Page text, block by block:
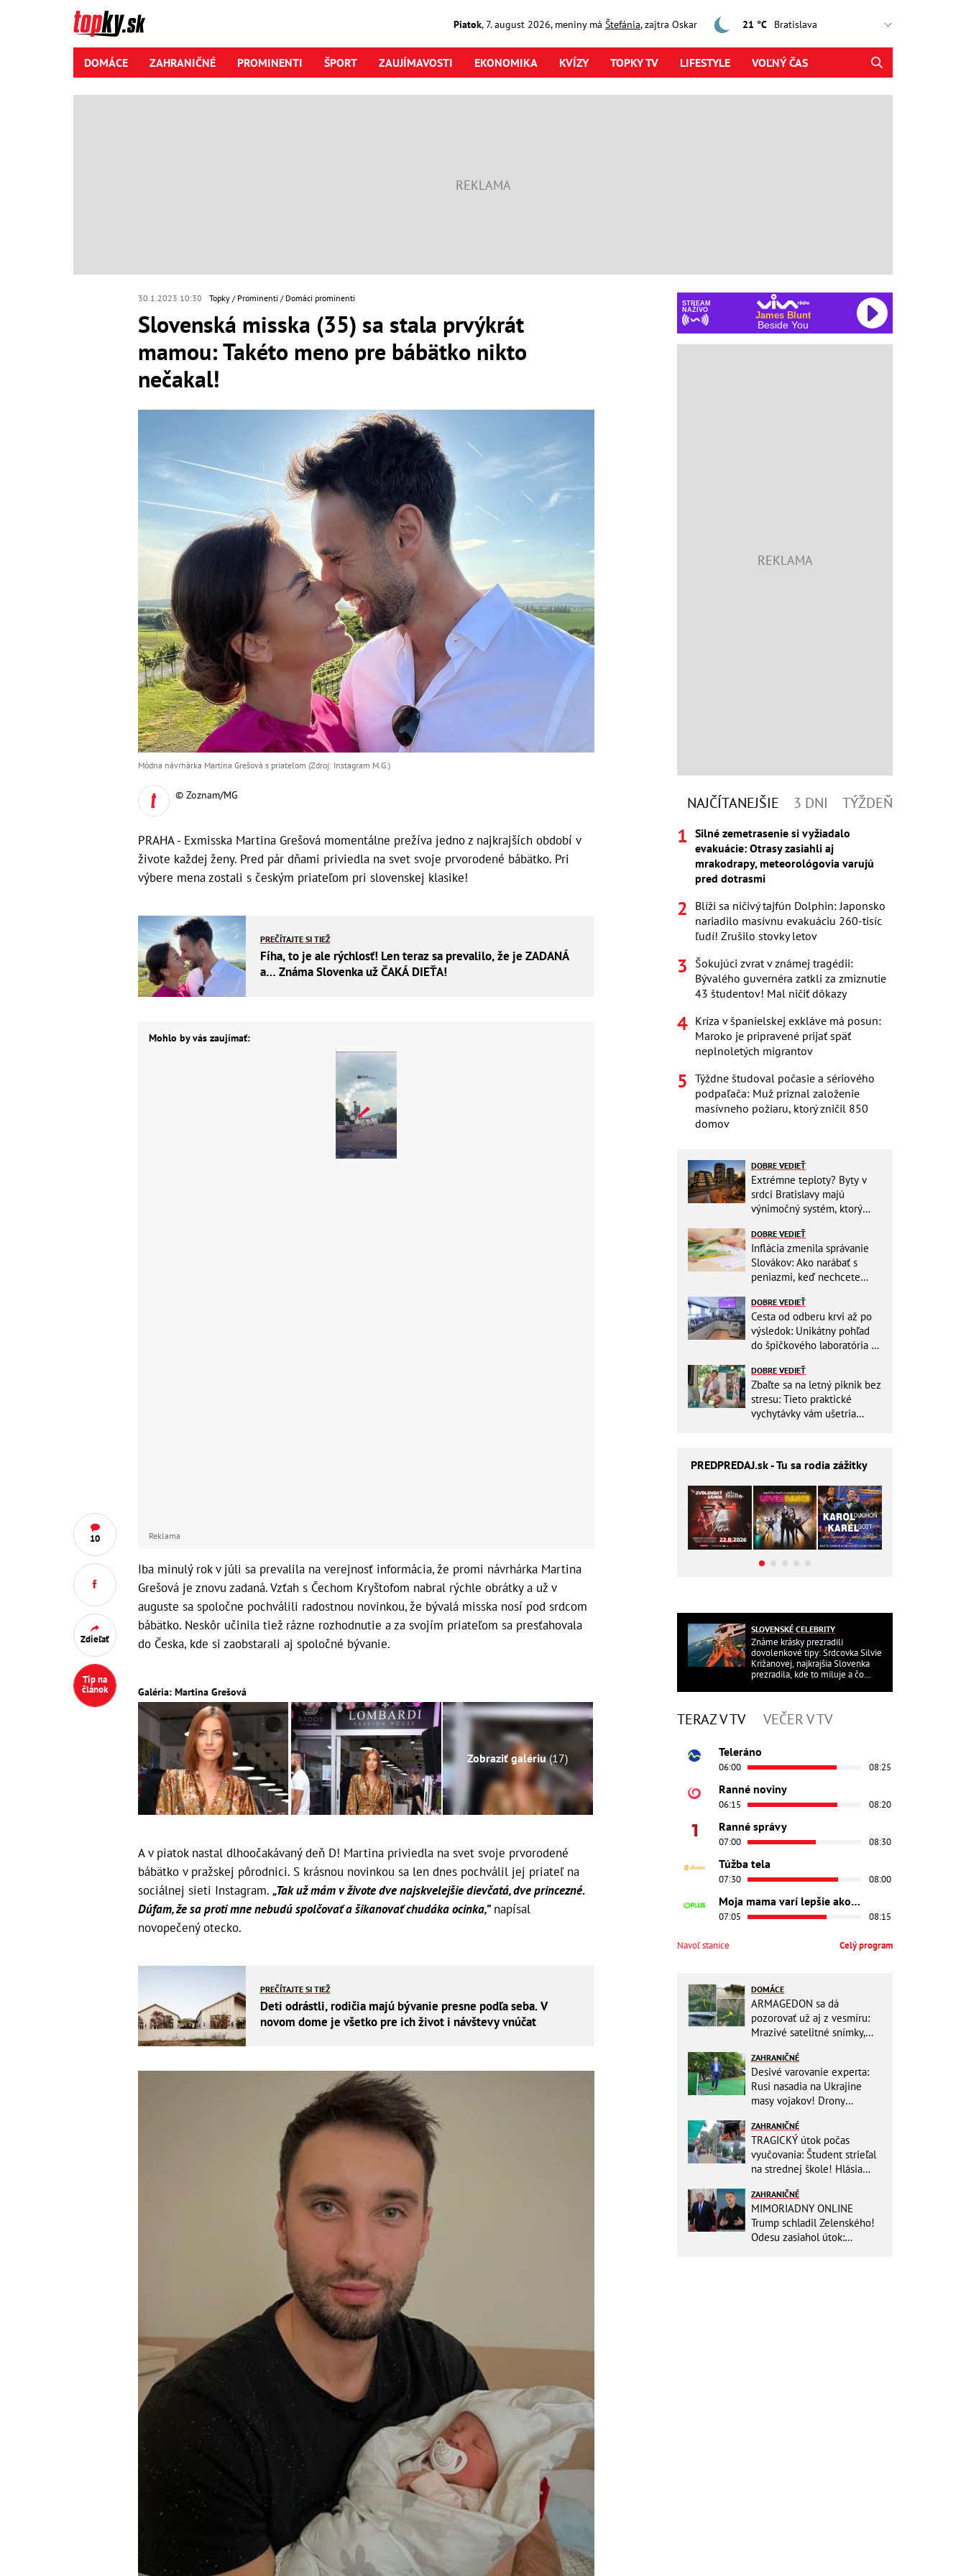
Piatok,7. august2026, meniny má Štefánia, zajtra Oskar 21 °C
DOMÁCE ZAHRANIČNÉ PROMINENTI ŠPORT ZAUJÍMAVOSTI EKONOMIKA KVÍZY TOPKY TV LIFESTYLE VOĽNÝ ČAS
30.1.2023 10:30 Topky Prominenti Domáci prominenti
Slovenská misska (35) sa stala prvýkrát
mamou: Takéto meno pre bábätko nikto
nečakal!
10
Zdieľať
Tip na
článok
Módna návrhárka Martina Grešová s priateľom (Zdroj: Instagram M.G.)
© Zoznam/MG
PRAHA - Exmisska Martina Grešová momentálne prežíva jedno z najkrajších období v
živote každej ženy. Pred pár dňami priviedla na svet svoje prvorodené bábätko. Pri
výbere mena zostali s českým priateľom pri slovenskej klasike!
PREČÍTAJTE SI TIEŽ
Fíha, to je ale rýchlosť! Len teraz sa prevalilo, že je ZADANÁ
a… Známa Slovenka už ČAKÁ DIEŤA!
Mohlo by vás zaujímať:
Reklama
Iba minulý rok v júli sa prevalila na verejnosť informácia, že promi návrhárka Martina
Grešová je znovu zadaná. Vzťah s Čechom Kryštofom nabral rýchle obrátky a už v
auguste sa spoločne pochválili radostnou novinkou, že bývalá misska nosí pod srdcom
bábätko. Neskôr učinila tiež rázne rozhodnutie a za svojím priateľom sa presťahovala
do Česka, kde si zaobstarali aj spoločné bývanie.
Galéria: Martina Grešová
Zobraziť galériu(17)
A v piatok nastal dlhoočakávaný deň D! Martina priviedla na svet svoje prvorodené
bábätko v pražskej pôrodnici. S krásnou novinkou sa len dnes pochválil jej priateľ na
sociálnej sieti Instagram. „Tak už mám v živote dve najskvelejšie dievčatá, dve princezné.
Dúfam, že sa proti mne nebudú spolčovať a šikanovať chudáka ocinka,”napísal
novopečený otecko.
PREČÍTAJTE SI TIEŽ
Deti odrástli, rodičia majú bývanie presne podľa seba. V
novom dome je všetko pre ich život i návštevy vnúčat
STREAM
NAŽIVO
James Blunt
Beside You
NAJČÍTANEJŠIE 3 DNI TÝŽDEŇ
Silné zemetrasenie si vyžiadalo
evakuácie: Otrasy zasiahli aj
mrakodrapy, meteorológovia varujú
pred dotrasmi
Blíži sa ničivý tajfún Dolphin: Japonsko
nariadilo masívnu evakuáciu 260-tisíc
ľudí! Zrušilo stovky letov
Šokujúci zvrat v známej tragédii:
Bývalého guvernéra zatkli za zmiznutie
43 študentov! Mal ničiť dôkazy
Kríza v španielskej exkláve má posun:
Maroko je pripravené prijať späť
neplnoletých migrantov
Týždne študoval počasie a sériového
podpaľača: Muž priznal založenie
masívneho požiaru, ktorý zničil 850
domov
DOBRE VEDIEŤ
Extrémne teploty? Byty v
srdci Bratislavy majú
výnimočný systém, ktorý
DOBRE VEDIEŤ
Inflácia zmenila správanie
Slovákov: Ako narábať s
peniazmi, keď nechcete
DOBRE VEDIEŤ
Cesta od odberu krvi až po
výsledok: Unikátny pohľad
do špičkového laboratória na
DOBRE VEDIEŤ
Zbaľte sa na letný piknik bez
stresu: Tieto praktické
vychytávky vám ušetria
PREDPREDAJ.sk - Tu sa rodia zážitky
SLOVENSKÉ CELEBRITY
Známe krásky prezradili
dovolenkové tipy: Srdcovka Silvie
Križanovej, najkrajšia Slovenka
prezradila, kde to miluje a čo
TERAZ V TV VEČER V TV
Teleráno
06:00 08:25
Ranné noviny
06:15 08:20
Ranné správy
07:00 08:30
Túžba tela
07:30 08:00
Moja mama varí lepšie ako tvoja
07:05 08:15
Navoľ stanice Celý program
DOMÁCE
ARMAGEDON sa dá
pozorovať už aj z vesmíru:
Mrazivé satelitné snímky,
vode ani stopy!
ZAHRANIČNÉ
Desivé varovanie experta:
Rusi nasadia na Ukrajine
masy vojakov! Drony
ZAHRANIČNÉ
TRAGICKÝ útok počas
vyučovania: Študent strieľal
na strednej škole! Hlásia
zranených
ZAHRANIČNÉ
MIMORIADNY ONLINE
Trump schladil Zelenského!
Odesu zasiahol útok: